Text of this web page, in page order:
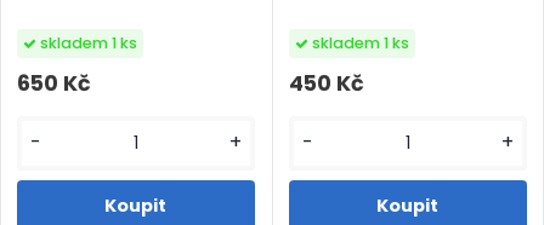
650 Kč
skladem 1 ks
- +
450 Kč
skladem 1 ks
- +